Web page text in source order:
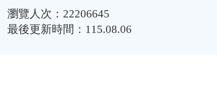
瀏覽人次：22206645
最後更新時間：115.08.06